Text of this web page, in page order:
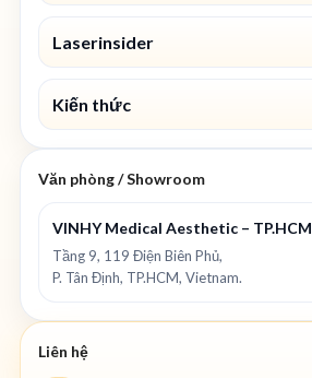
Laserinsider
Kiến thức
Văn phòng / Showroom
VINHY Medical Aesthetic – TP.HCM
Tầng 9, 119 Điện Biên Phủ,
P. Tân Định, TP.HCM, Vietnam.
Liên hệ